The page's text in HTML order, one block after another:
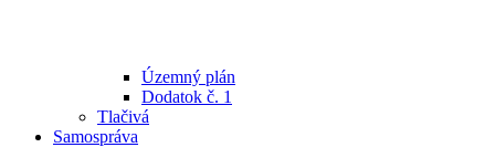
Územný plán
Dodatok č. 1
Tlačivá
Samospráva